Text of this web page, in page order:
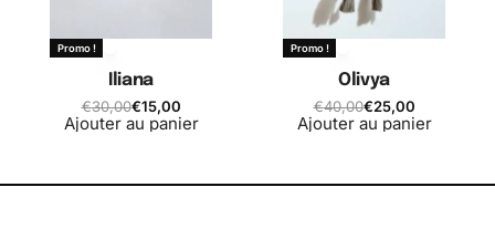
Promo !
Iliana
€30,00€15,00
Ajouter au panier
Promo !
Olivya
€40,00€25,00
Ajouter au panier